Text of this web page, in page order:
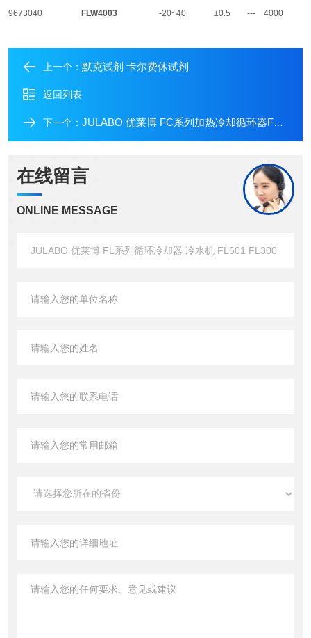
9673040 FLW4003 -20~40 ±0.5 --- 4000
上一个： 默克试剂 卡尔费休试剂
返回列表
下一个： JULABO 优莱博 FC系列加热冷却循环器FC600 FC1200
在线留言
ONLINE MESSAGE